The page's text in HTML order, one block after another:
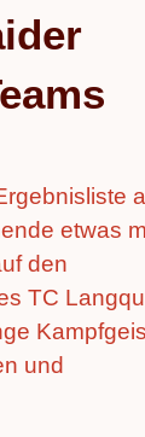
etwas
den
TC
und